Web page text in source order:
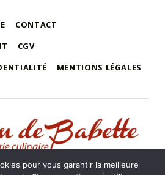
CONTACT
CGV
MENTIONS LÉGALES
pour vous garantir la meilleure